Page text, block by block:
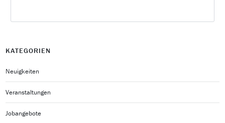
KATEGORIEN
Neuigkeiten
Veranstaltungen
Jobangebote